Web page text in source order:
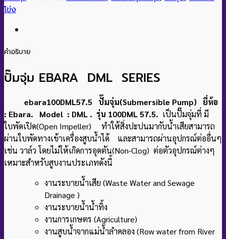
โข่ง
คำอธิบาย
ปั๊มจุ่ม EBARA DML SERIES
ebara100DML57.5 ปั๊มจุ่ม(Submersible Pump) ยี่ห้อ
: Ebara. Model : DML . รุ่น 100DML 57.5. เป็นปั๊มจุ่มที่ มี
ใบพัดเปิด(Open Impeller) ทำให้สิ่งปะปนมากับน้ำเสียสามารถ
ผ่านใบพัดทางเข้าเครื่องสูบน้ำได้ และสามารถผ่านอุปกรณ์ต่ออื่นๆ
เช่น วาล์ว โดยไม่ให้เกิดการอุดตัน(Non-Clog) ต่อตัวอุปกรณ์ต่างๆ
เหมาะสำหรับสูบงานประเภทดังนี้
งานระบายน้ำเสีย (Waste Water and Sewage
Drainage )
งานระบายน้ำน้ำทิ้ง
งานการเกษตร (Agriculture)
งานสูบน้ำจากแม่น้ำลำคลอง (Row water from River